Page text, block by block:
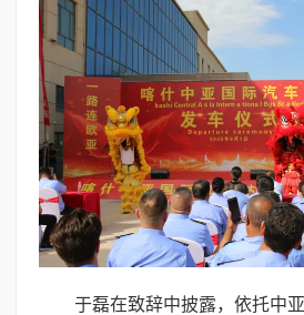
于磊在致辞中披露，依托中